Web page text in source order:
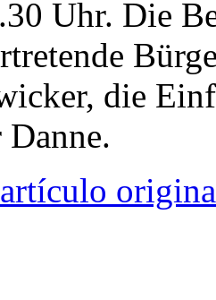
Uhr. Die
die
Danne.